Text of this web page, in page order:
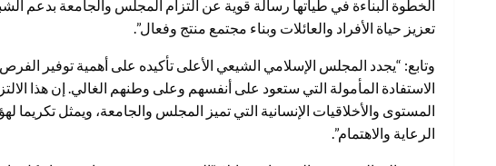
الخطوة البناءة في طياتها رسالة قوية عن التزام المجلس والجامعة بدعم
تعزيز حياة الأفراد والعائلات وبناء مجتمع منتج وفعال”.
وتابع: “يجدد المجلس الإسلامي الشيعي الأعلى تأكيده على أهمية توفير
الاستفادة المأمولة التي ستعود على أنفسهم وعلى وطنهم الغالي. إن هذا
المستوى والأخلاقيات الإنسانية التي تميز المجلس والجامعة، ويمثل تكريما
الرعاية والاهتمام”.